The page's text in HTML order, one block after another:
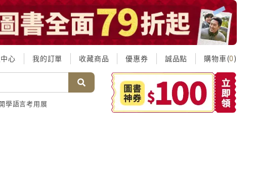
心 我的訂單 收藏商品 優惠券 誠品點 購物車(0)
學語言考用展